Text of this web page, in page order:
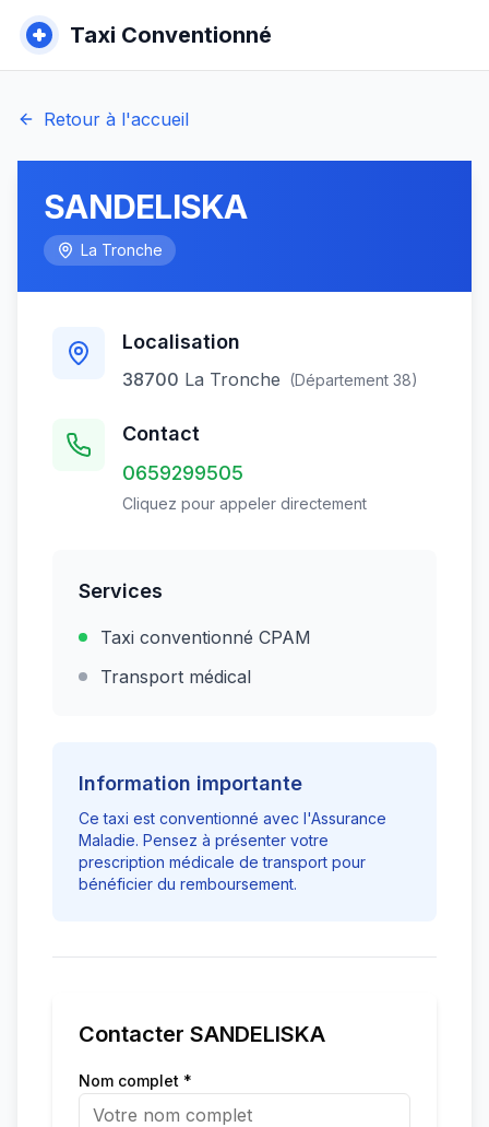
Taxi Conventionné
Retour à l'accueil
SANDELISKA
La Tronche
Localisation
38700 La Tronche (Département 38)
Contact
0659299505
Cliquez pour appeler directement
Services
Taxi conventionné CPAM
Transport médical
Information importante
Ce taxi est conventionné avec l'Assurance
Maladie. Pensez à présenter votre
prescription médicale de transport pour
bénéficier du remboursement.
Contacter SANDELISKA
Nom complet *